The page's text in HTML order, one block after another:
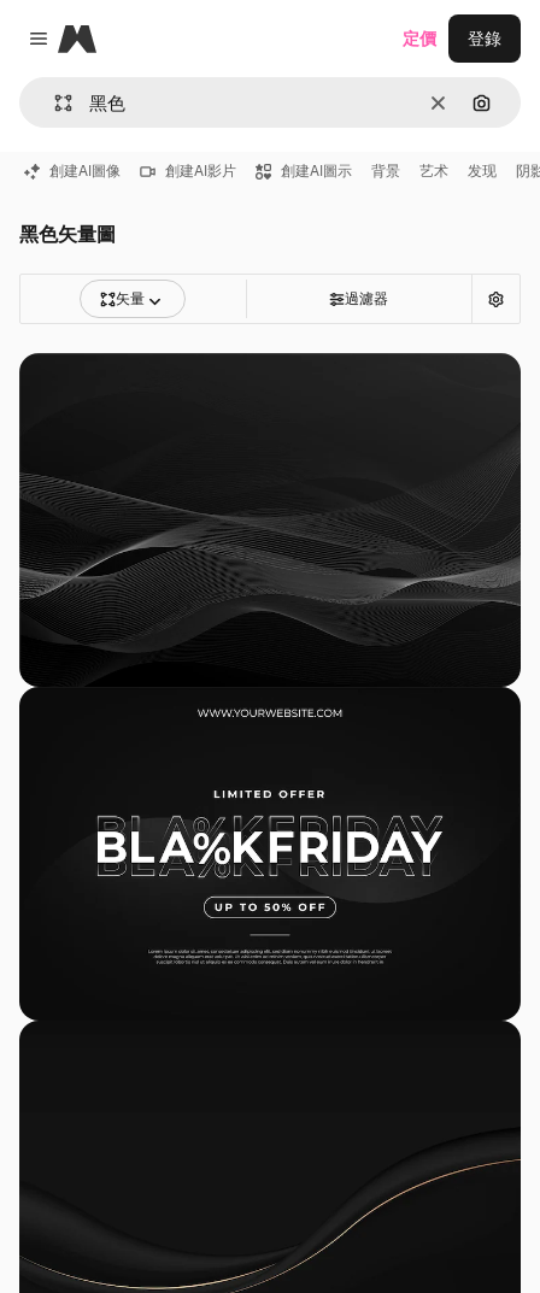
Close menu
Magnific
清除 通過圖
定價 登錄
創建AI圖像 創建AI影片 創建AI圖示 背景 艺术 发现 阴
黑色矢量圖
矢量 過濾器